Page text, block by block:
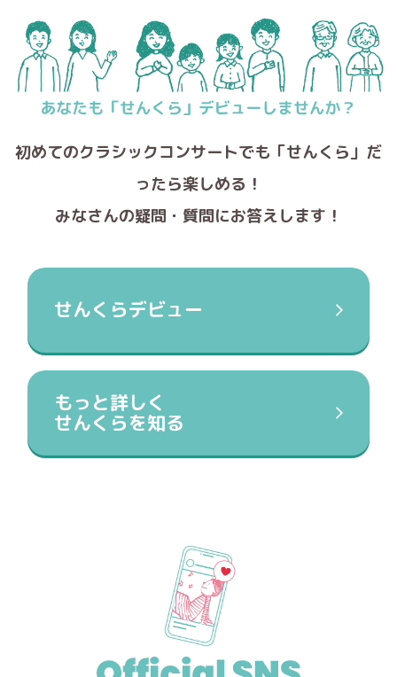
初めてのクラシックコンサートでも 「せんくら」だ
ったら楽しめる！
みなさんの疑問・質問にお答えします！
せんくらデビュー
もっと詳しく
せんくらを知る